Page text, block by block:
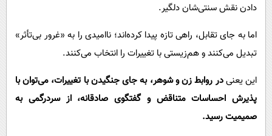
دادن نقش سنتی‌شان دلگیر.
اما به جای تقابل، راهی تازه پیدا کرده‌اند؛ ناامیدی را به «غرور بی‌تأثر»
تبدیل می‌کنند و هم‌زیستی با تغییرات را انتخاب می‌کنند.
این یعنیدر روابط زن و شوهر، به جای جنگیدن با تغییرات، می‌توان با
پذیرش احساسات متناقض و گفتگوی صادقانه، از سردرگمی به
صمیمیت رسید.